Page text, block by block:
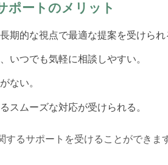
ポートのメリット
期的な視点で最適な提案を受けられ
いつでも気軽に相談しやすい。
ない。
スムーズな対応が受けられる。
るサポートを受けることができま